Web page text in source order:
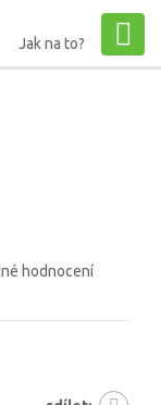
Jak na to?
hodnocení